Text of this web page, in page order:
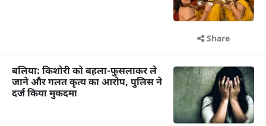
Share
बलिया: किशोरी को बहला-फुसलाकर ले
जाने और गलत कृत्य का आरोप, पुलिस ने
दर्ज किया मुकदमा